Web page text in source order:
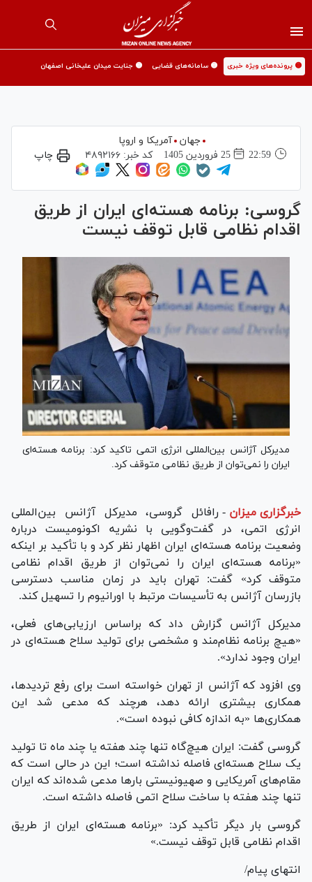
🟡 پرونده‌های ویژه خبری 🟡 سامانه‌های قضایی 🟡 جنایت میدان علیخانی اصفهان
جهان
آمریکا و اروپا
22:59
25 فروردين 1405 کد خبر: ۴۸۹۲۱۶۶ چاپ
گروسی: برنامه هسته‌ای ایران از طریق
اقدام نظامی قابل توقف نیست
مدیرکل آژانس بین‌المللی انرژی اتمی تاکید کرد: برنامه هسته‌ای
ایران را نمی‌توان از طریق نظامی متوقف کرد.
خبرگزاری میزان - رافائل گروسی، مدیرکل آژانس بین‌المللی
انرژی اتمی، در گفت‌وگویی با نشریه اکونومیست درباره
وضعیت برنامه هسته‌ای ایران اظهار نظر کرد و با تأکید بر اینکه
«برنامه هسته‌ای ایران را نمی‌توان از طریق اقدام نظامی
متوقف کرد» گفت: تهران باید در زمان مناسب دسترسی
بازرسان آژانس به تأسیسات مرتبط با اورانیوم را تسهیل کند.
مدیرکل آژانس گزارش داد که براساس ارزیابی‌های فعلی،
«هیچ برنامه نظام‌مند و مشخصی برای تولید سلاح هسته‌ای در
ایران وجود ندارد».
وی افزود که آژانس از تهران خواسته است برای رفع تردیدها،
همکاری بیشتری ارائه دهد، هرچند که مدعی شد این
همکاری‌ها «به اندازه کافی نبوده است».
گروسی گفت: ایران هیچ‌گاه تنها چند هفته یا چند ماه تا تولید
یک سلاح هسته‌ای فاصله نداشته است؛ این در حالی است که
مقام‌های آمریکایی و صهیونیستی بار‌ها مدعی شده‌اند که ایران
تنها چند هفته با ساخت سلاح اتمی فاصله داشته است.
گروسی بار دیگر تأکید کرد: «برنامه هسته‌ای ایران از طریق
اقدام نظامی قابل توقف نیست.»
انتهای پیام/